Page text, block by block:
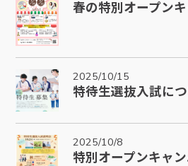
春の特別オープン
2025/10/15
特待生選抜入試に
2025/10/8
特別オープンキャ